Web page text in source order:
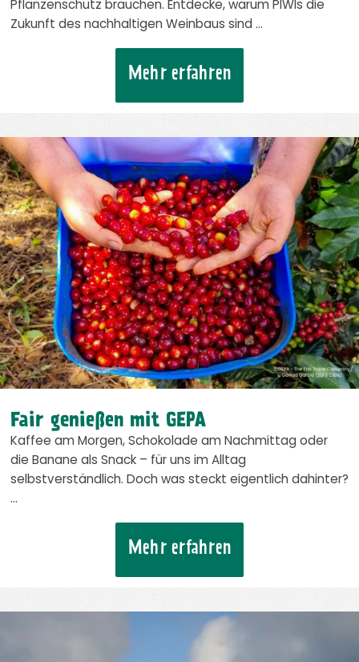
Pflanzenschutz brauchen. Entdecke, warum PIWIs die
Zukunft des nachhaltigen Weinbaus sind …
Mehr erfahren
Fair genießen mit GEPA
Kaffee am Morgen, Schokolade am Nachmittag oder
die Banane als Snack – für uns im Alltag
selbstverständlich. Doch was steckt eigentlich dahinter?
…
Mehr erfahren